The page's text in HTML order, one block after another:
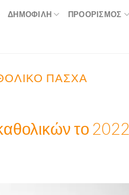
ΔΗΜΟΦΙΛΉ ΠΡΟΟΡΙΣΜΟΣ
ΠΆΣΧΑ
το 2022